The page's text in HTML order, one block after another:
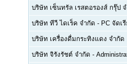
บริษัท เซ็นทรัล เรสตอรองส์ กรุ๊ป
บริษัท ทีวี ไดเร็ค จำกัด - PC จัดเ
บริษัท เครื่องดื่มกระทิงแดง จำกัด
บริษัท จิรังรัชต์ จำกัด -